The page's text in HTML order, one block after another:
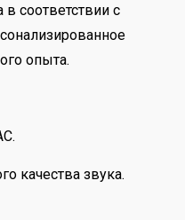
в соответствии с
опыта.
качества звука.